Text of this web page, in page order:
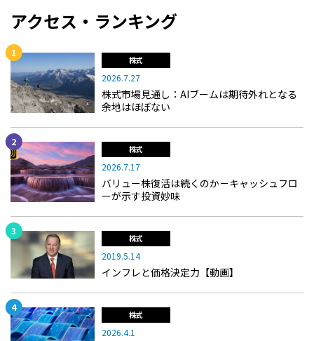
アクセス・ランキング
株式
2026.7.27
株式市場見通し：AIブームは期待外れとなる
余地はほぼない
株式
2026.7.17
バリュー株復活は続くのか－キャッシュフロ
ーが示す投資妙味
株式
2019.5.14
インフレと価格決定力【動画】
株式
2026.4.1